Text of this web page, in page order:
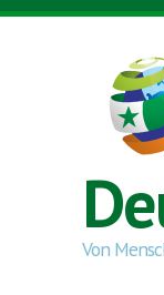
Direkt zum Inhalt
Von